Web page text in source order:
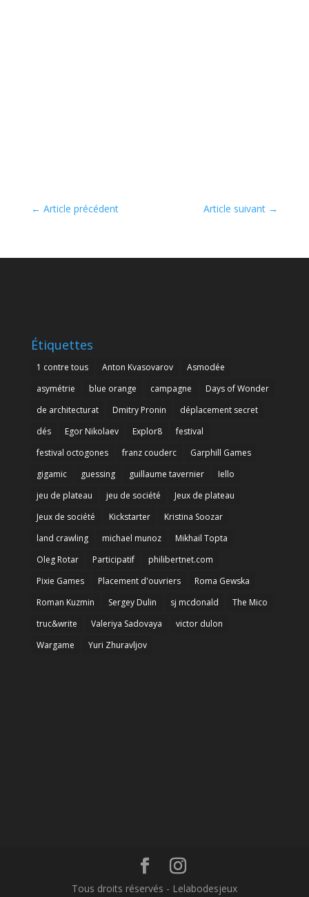
← Article précédent Article suivant →
Étiquettes
1 contre tous Anton Kvasovarov
Asmodée
asymétrie
blue orange campagne
Days of Wonder
de architecturat
Dmitry Pronin
déplacement secret
dés
Egor Nikolaev Explor8
festival
festival octogones
franz couderc
Garphill Games
gigamic
guessing guillaume tavernier
Iello
jeu de plateau
jeu de société
Jeux de plateau
Jeux de société
Kickstarter
Kristina Soozar
land crawling
michael munoz
Mikhail Topta
Oleg Rotar
Participatif
philibertnet.com
Pixie Games
Placement d'ouvriers
Roma Gewska
Roman Kuzmin
Sergey Dulin sj mcdonald
The Mico
truc&write
Valeriya Sadovaya
victor dulon
Wargame
Yuri Zhuravljov
Tous droits réservés - Lelabodesjeux